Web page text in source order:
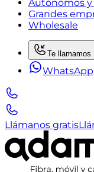
Autónomos
Grandes
Wholesale
Te llamamos
WhatsApp
Llámanos gratis